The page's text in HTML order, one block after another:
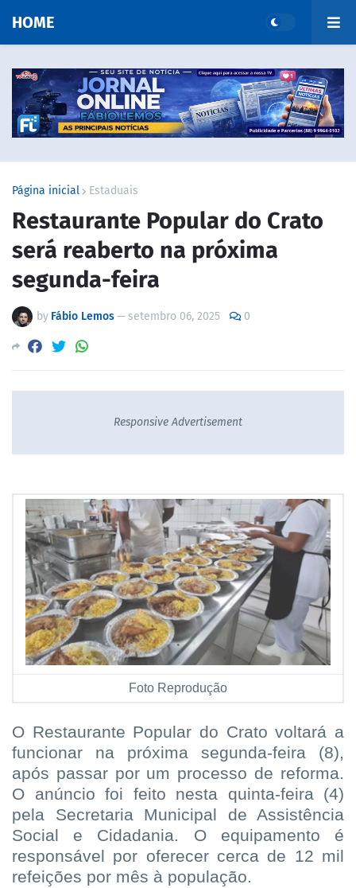
HOME
Página inicial Estaduais
Restaurante Popular do Crato
será reaberto na próxima
segunda-feira
by Fábio Lemos— setembro 06, 2025 0
Responsive Advertisement
Foto Reprodução
O Restaurante Popular do Crato voltará a
funcionar na próxima segunda-feira (8),
após passar por um processo de reforma.
O anúncio foi feito nesta quinta-feira (4)
pela Secretaria Municipal de Assistência
Social e Cidadania. O equipamento é
responsável por oferecer cerca de 12 mil
refeições por mês à população.